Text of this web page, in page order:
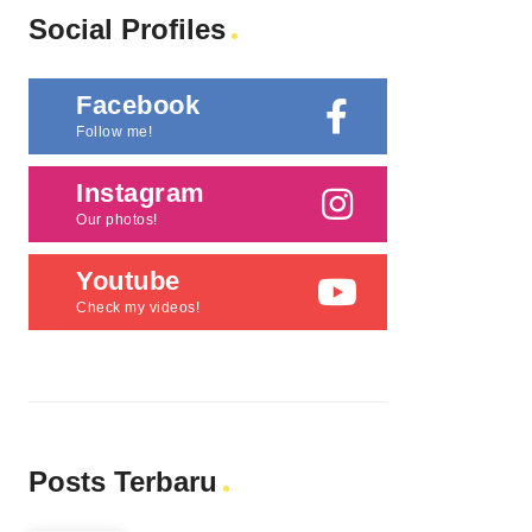
Social Profiles
Facebook
Follow me!
Instagram
Our photos!
Youtube
Check my videos!
Posts Terbaru